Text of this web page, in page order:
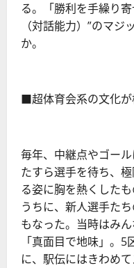
る。「勝利を手繰り
（対話能力）”のマ
か。
■超体育会系の文化
毎年、中継点やゴー
たすら選手を待ち、
る姿に胸を熱くした
うちに、新人選手た
もなった。当時はみ
「真面目で地味」。
に、駅伝にはきわめ